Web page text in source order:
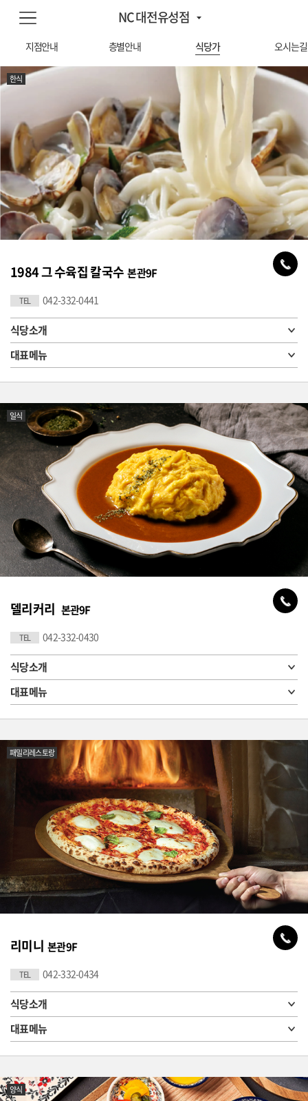
NC 대전유성점
지점안내 층별안내 식당가 오시는길
한식
1984 그 수육집 칼국수 본관9F
TEL 042-332-0441
식당소개
대표메뉴
일식
델리커리 본관9F
TEL 042-332-0430
식당소개
대표메뉴
패밀리레스토랑
리미니 본관9F
TEL 042-332-0434
식당소개
대표메뉴
양식